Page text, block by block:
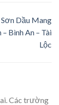
Dầu Mang
Bình An – Tài
Lộc
Các trường